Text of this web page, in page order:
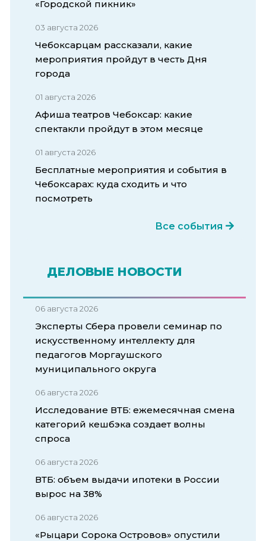
«Городской пикник»
03 августа 2026
Чебоксарцам рассказали, какие
мероприятия пройдут в честь Дня
города
01 августа 2026
Афиша театров Чебоксар: какие
спектакли пройдут в этом месяце
01 августа 2026
Бесплатные мероприятия и события в
Чебоксарах: куда сходить и что
посмотреть
Все события
ДЕЛОВЫЕ НОВОСТИ
06 августа 2026
Эксперты Сбера провели семинар по
искусственному интеллекту для
педагогов Моргаушского
муниципального округа
06 августа 2026
Исследование ВТБ: ежемесячная смена
категорий кешбэка создает волны
спроса
06 августа 2026
ВТБ: объем выдачи ипотеки в России
вырос на 38%
06 августа 2026
«Рыцари Сорока Островов» опустили